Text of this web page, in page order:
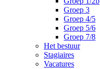
Groep 3
Groep 4/5
Groep 5/6
Groep 7/8
Het bestuur
Stagiaires
Vacatures